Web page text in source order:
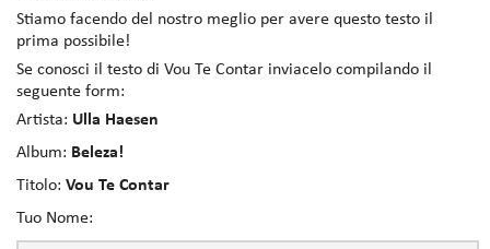
Stiamo facendo del nostro meglio per avere questo testo il
prima possibile!
Se conosci il testo di Vou Te Contar inviacelo compilando il
seguente form:
Artista: Ulla Haesen
Album: Beleza!
Titolo: Vou Te Contar
Tuo Nome: